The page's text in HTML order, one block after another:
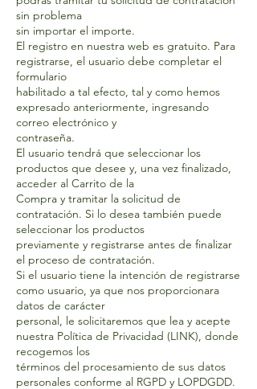
sin problema
sin importar el importe.
El registro en nuestra web es gratuito. Para
registrarse, el usuario debe completar el
formulario
habilitado a tal efecto, tal y como hemos
expresado anteriormente, ingresando
correo electrónico y
contraseña.
El usuario tendrá que seleccionar los
productos que desee y, una vez finalizado,
acceder al Carrito de la
Compra y tramitar la solicitud de
contratación. Si lo desea también puede
seleccionar los productos
previamente y registrarse antes de finalizar
el proceso de contratación.
Si el usuario tiene la intención de registrarse
como usuario, ya que nos proporcionara
datos de carácter
personal, le solicitaremos que lea y acepte
nuestra Política de Privacidad (LINK), donde
recogemos los
términos del procesamiento de sus datos
personales conforme al RGPD y LOPDGDD.